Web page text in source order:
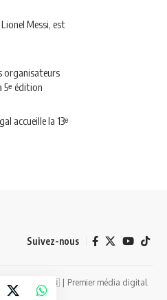
Messi, est
organisateurs
5ᵉ édition
accueille la 13ᵉ
Suivez-nous
in Guinea 🇬🇳 | Premier média digital
depuis 2014